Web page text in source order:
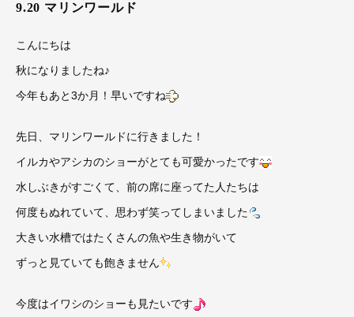
9.20 マリンワールド
こんにちは
秋になりましたね♪
今年もあと3か月！早いですね
先日、マリンワールドに行きました！
イルカやアシカのショーがとても可愛かったです
水しぶきがすごくて、前の席に座ってた人たちは
何度もぬれていて、思わず笑ってしまいました
大きい水槽ではたくさんの魚や生き物がいて
ずっと見ていても飽きません
今度はイワシのショーも見たいです